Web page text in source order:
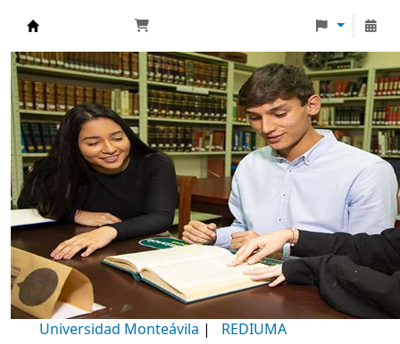
Biblioteca Universidad Monteávila
Universidad Monteávila | REDIUMA